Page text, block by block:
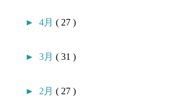
►4月( 27 )
►3月( 31 )
► 2月( 27 )